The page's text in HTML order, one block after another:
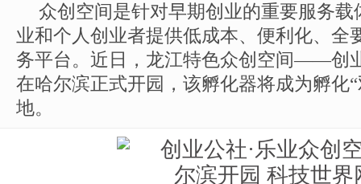
众创空间是针对早期创业的重要服务
业和个人创业者提供低成本、便利化、全
务平台。近日，龙江特色众创空间——创
在哈尔滨正式开园，该孵化器将成为孵化
地。